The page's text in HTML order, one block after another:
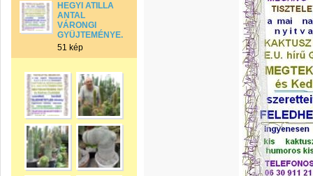
HEGYI ATILLA
ANTAL
VÁRONGI
GYÜJTEMÉNYE.
51 kép